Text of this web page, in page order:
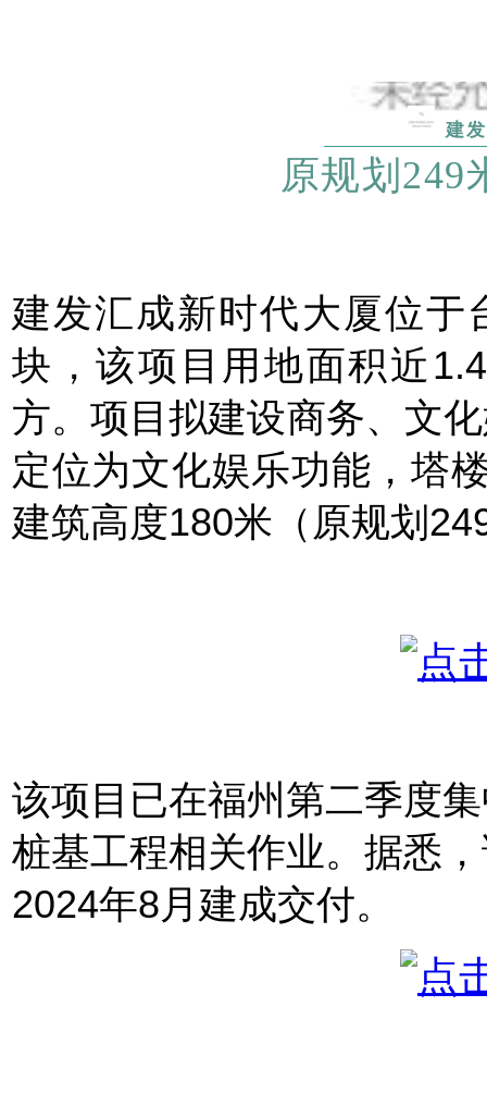
建
原规划249
建发汇成新时代大厦位于
块 ，该项目用地面积近
方。项目拟建设商务、文
定位为文化娱乐功能，塔
建筑高度180米（原规划
该项目已在福州第二季度
桩基工程相关作业。据悉
2024年8月建成交付。